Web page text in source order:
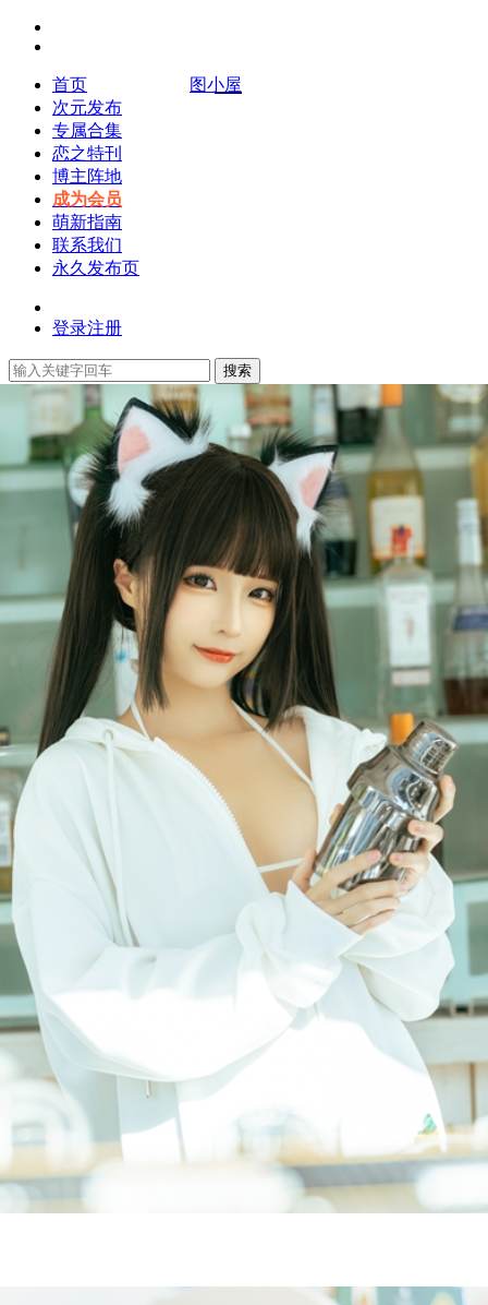
图小屋
首页
次元发布
专属合集
恋之特刊
博主阵地
成为会员
萌新指南
联系我们
永久发布页
登录注册
搜索